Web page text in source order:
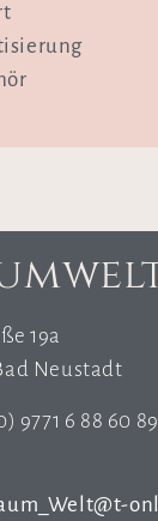
19a
Neustadt
9771 6 88 60 89